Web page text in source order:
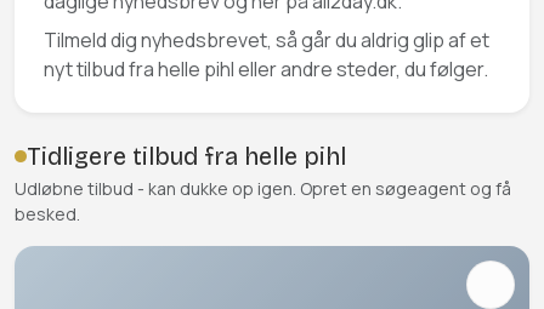
Tilmeld dig nyhedsbrevet, så går du aldrig glip af et
nyt tilbud fra helle pihl eller andre steder, du følger.
Tidligere tilbud fra helle pihl
Udløbne tilbud - kan dukke op igen. Opret en søgeagent og få
besked.